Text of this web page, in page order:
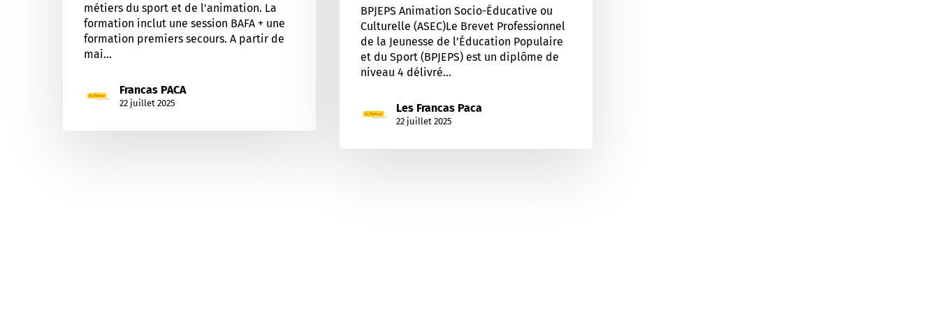
métiers du sport et de l'animation. La
formation inclut une session BAFA + une
formation premiers secours. A partir de
mai…
Francas PACA
22 juillet 2025
BPJEPS Animation Socio-Éducative ou
Culturelle (ASEC)Le Brevet Professionnel
de la Jeunesse de l’Éducation Populaire
et du Sport (BPJEPS) est un diplôme de
niveau 4 délivré…
Les Francas Paca
22 juillet 2025